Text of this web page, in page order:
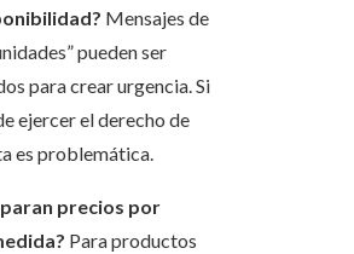
Mensajes de
pueden ser
para crear urgencia. Si
ejercer el derecho de
es problemática.
precios por
Para productos